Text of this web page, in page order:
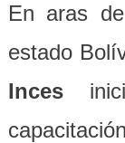
En aras
estado
Inces